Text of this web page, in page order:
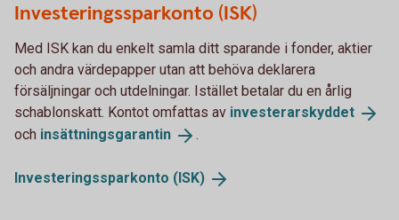
Investeringssparkonto (ISK)
Med ISK kan du enkelt samla ditt sparande i fonder, aktier
och andra värdepapper utan att behöva deklarera
försäljningar och utdelningar. Istället betalar du en årlig
schablonskatt. Kontot omfattas av investerarskyddet
och insättningsgarantin .
Investeringssparkonto (ISK)